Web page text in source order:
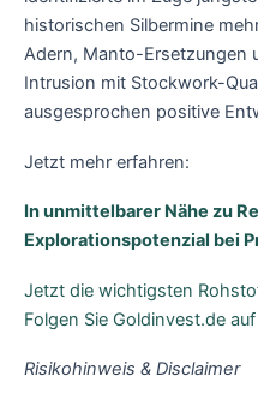
historischen Silbermine
Adern, Manto-Ersetzungen
Intrusion mit Stockwork-
ausgesprochen positive
Jetzt mehr erfahren:
In unmittelbarer Nähe zu
Explorationspotenzial bei
Jetzt die wichtigsten
Folgen Sie Goldinvest.de
Risikohinweis & Disclaimer